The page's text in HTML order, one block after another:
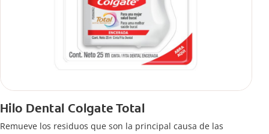
Hilo Dental Colgate Total
Remueve los residuos que son la principal causa de las